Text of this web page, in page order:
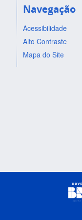
Navegação
Acessibilidade
Alto Contraste
Mapa do Site